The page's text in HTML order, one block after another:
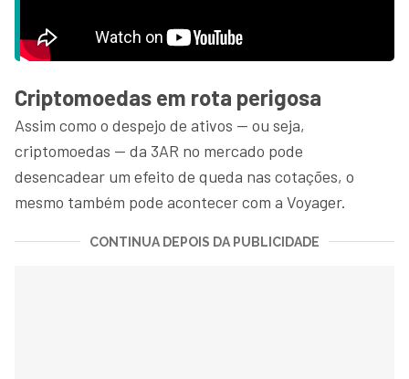
Criptomoedas em rota perigosa
Assim como o despejo de ativos — ou seja,
criptomoedas — da 3AR no mercado pode
desencadear um efeito de queda nas cotações, o
mesmo também pode acontecer com a Voyager.
CONTINUA DEPOIS DA PUBLICIDADE